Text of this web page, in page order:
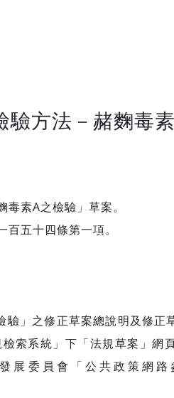
方法－赭麴毒
素A之檢驗」草案。
五十四條第一項。
」之修正草案總說明及修正
索系統」下「法規草案」網
展委員會「公共政策網